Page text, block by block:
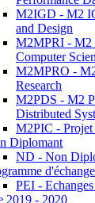
M2IGD - M2
and Design
M2MPRI - M2
Computer
M2MPRO -
Research
M2PDS - M2
Distributed
M2PIC -
Diplomant
ND - Non
d'échange
PEI -
2019 - 2020